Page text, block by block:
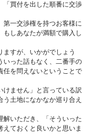
「買付を出した順番に交渉
第一交渉権を持つお客様に
しあなたが満額で購入し
すが、いかがでしょう
いった話もなく、二番手の
任を問えないということで
けません」と言っている訳
土地になかなか巡り合え
解いただき、「そういった
ておくと良いかと思いま